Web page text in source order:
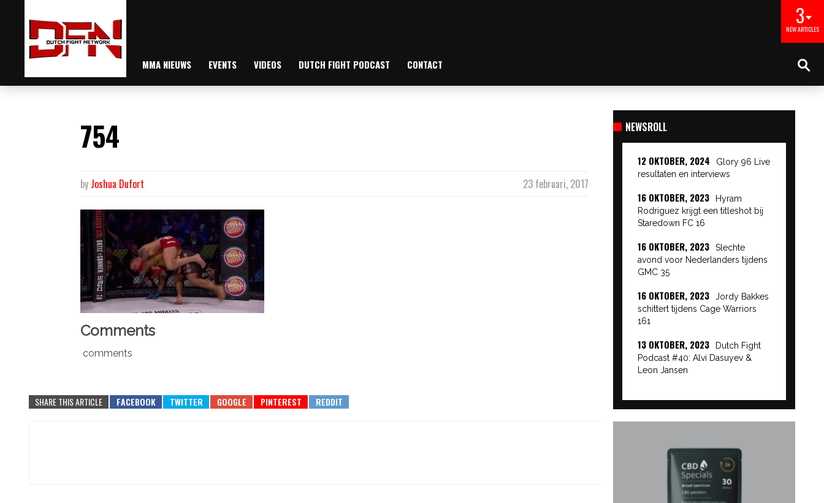
3
NEW ARTICLES
MMA NIEUWS EVENTS VIDEOS DUTCH FIGHT PODCAST CONTACT
754
23 februari, 2017
by Joshua Dufort
Comments
comments
SHARE THIS ARTICLE
NEWSROLL
12 OKTOBER, 2024
Glory 96 Live
resultaten en interviews
16 OKTOBER, 2023
Hyram
Rodriguez krijgt een titleshot bij
Staredown FC 16
16 OKTOBER, 2023
Slechte
avond voor Nederlanders tijdens
GMC 35
16 OKTOBER, 2023
Jordy Bakkes
schittert tijdens Cage Warriors
161
13 OKTOBER, 2023
Dutch Fight
Podcast #40: Alvi Dasuyev &
Leon Jansen